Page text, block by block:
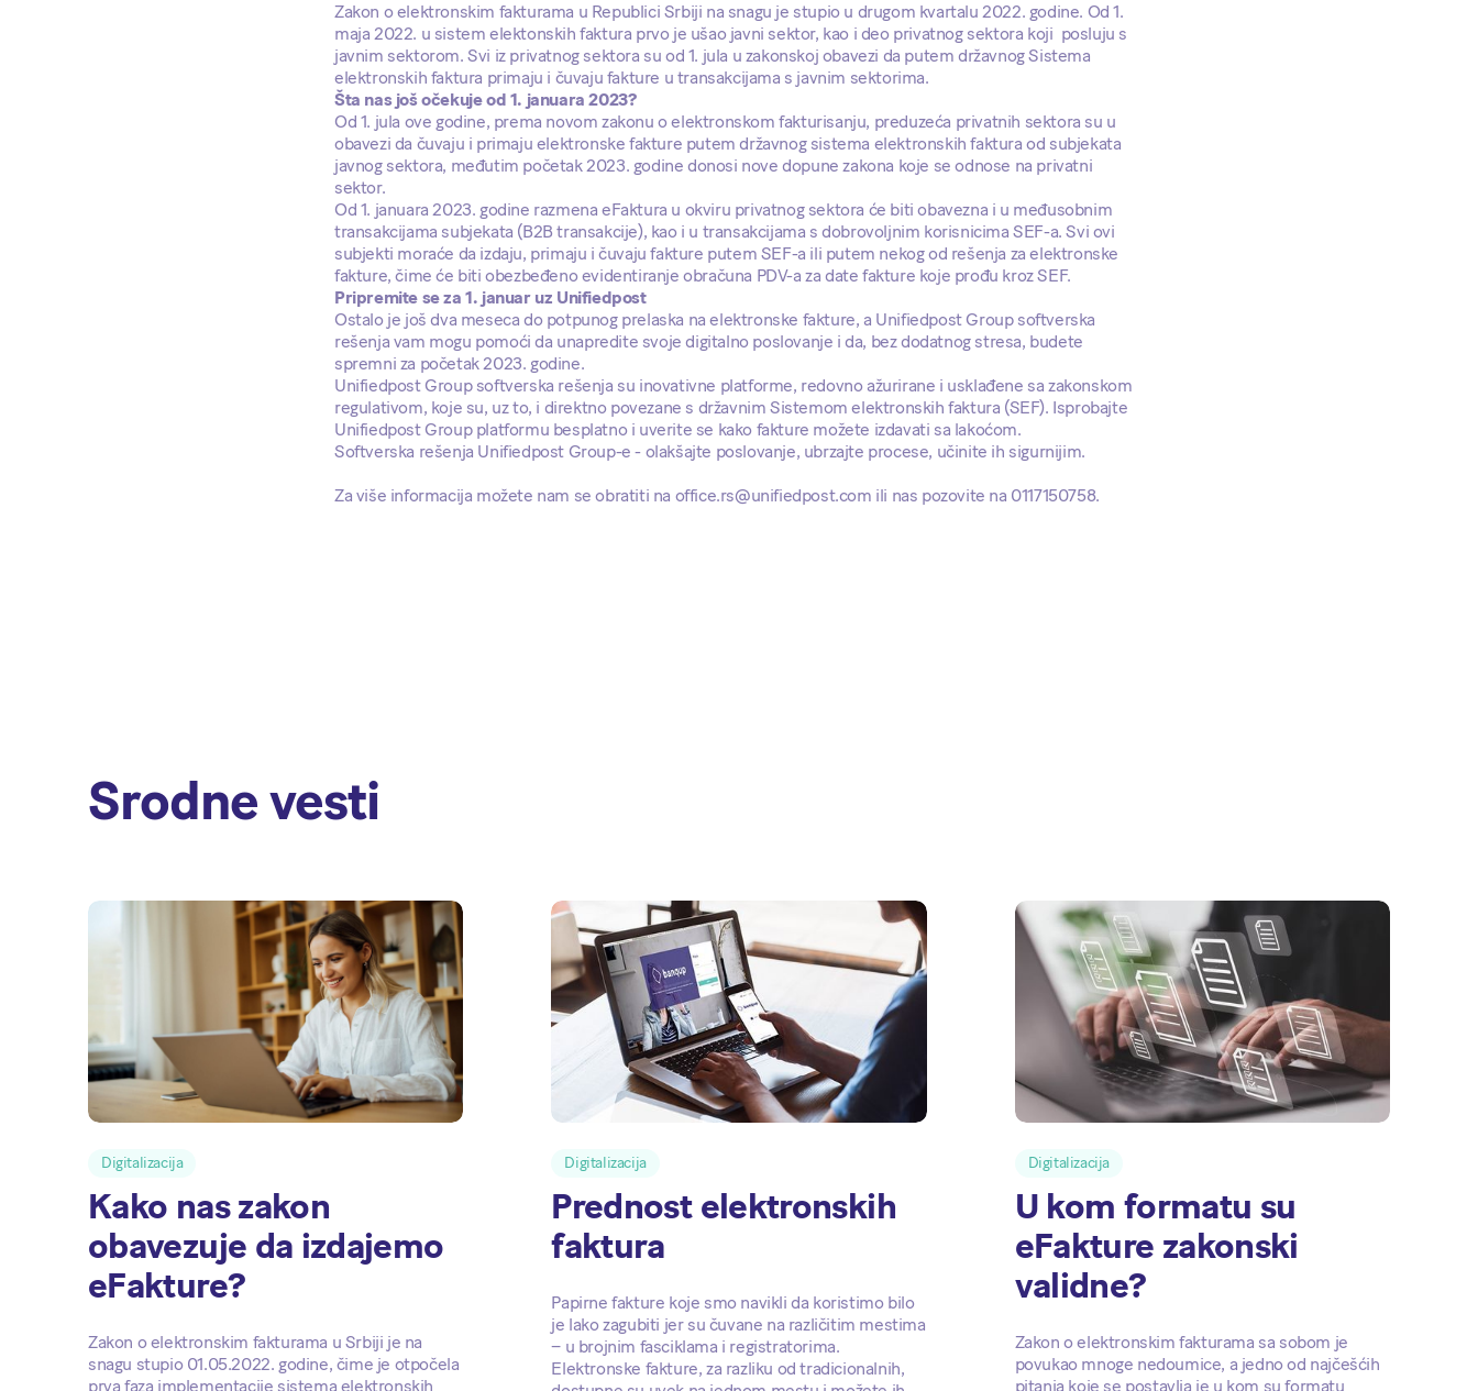
Zakon o elektronskim fakturama u Republici Srbiji na snagu je stupio u drugom kvartalu 2022. godine. Od 1.
maja 2022. u sistem elektonskih faktura prvo je ušao javni sektor, kao i deo privatnog sektora koji posluju s
javnim sektorom. Svi iz privatnog sektora su od 1. jula u zakonskoj obavezi da putem državnog Sistema
elektronskih faktura primaju i čuvaju fakture u transakcijama s javnim sektorima.
Šta nas još očekuje od 1. januara 2023?
Od 1. jula ove godine, prema novom zakonu o elektronskom fakturisanju, preduzeća privatnih sektora su u
obavezi da čuvaju i primaju elektronske fakture putem državnog sistema elektronskih faktura od subjekata
javnog sektora, međutim početak 2023. godine donosi nove dopune zakona koje se odnose na privatni
sektor.
Od 1. januara 2023. godine razmena eFaktura u okviru privatnog sektora će biti obavezna i u međusobnim
transakcijama subjekata (B2B transakcije), kao i u transakcijama s dobrovoljnim korisnicima SEF-a. Svi ovi
subjekti moraće da izdaju, primaju i čuvaju fakture putem SEF-a ili putem nekog od rešenja za elektronske
fakture, čime će biti obezbeđeno evidentiranje obračuna PDV-a za date fakture koje prođu kroz SEF.
Pripremite se za 1. januar uz Unifiedpost
Ostalo je još dva meseca do potpunog prelaska na elektronske fakture, a Unifiedpost Group softverska
rešenja vam mogu pomoći da unapredite svoje digitalno poslovanje i da, bez dodatnog stresa, budete
spremni za početak 2023. godine.
Unifiedpost Group softverska rešenja su inovativne platforme, redovno ažurirane i usklađene sa zakonskom
regulativom, koje su, uz to, i direktno povezane s državnim Sistemom elektronskih faktura (SEF). Isprobajte
Unifiedpost Group platformu besplatno i uverite se kako fakture možete izdavati sa lakoćom.
Softverska rešenja Unifiedpost Group-e - olakšajte poslovanje, ubrzajte procese, učinite ih sigurnijim.
Za više informacija možete nam se obratiti na office.rs@unifiedpost.com ili nas pozovite na 0117150758.
Srodne vesti
Digitalizacija
Kako nas zakon
obavezuje da izdajemo
eFakture?
Zakon o elektronskim fakturama u Srbiji je na
snagu stupio 01.05.2022. godine, čime je otpočela
prva faza implementacije sistema elektronskih
Digitalizacija
Prednost elektronskih
faktura
Papirne fakture koje smo navikli da koristimo bilo
je lako zagubiti jer su čuvane na različitim mestima
– u brojnim fasciklama i registratorima.
Elektronske fakture, za razliku od tradicionalnih,
Digitalizacija
U kom formatu su
eFakture zakonski
validne?
Zakon o elektronskim fakturama sa sobom je
povukao mnoge nedoumice, a jedno od najčešćih
pitanja koje se postavlja je u kom su formatu